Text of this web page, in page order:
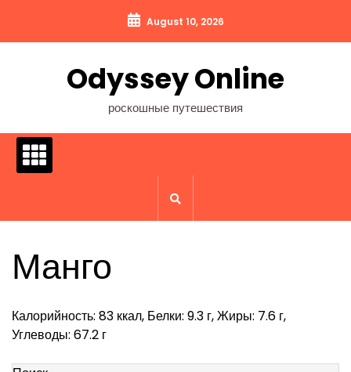
содержимому
August 10, 2026
Odyssey Online
роскошные путешествия
Манго
Калорийность: 83 ккал, Белки: 9.3 г, Жиры: 7.6 г,
Углеводы: 67.2 г